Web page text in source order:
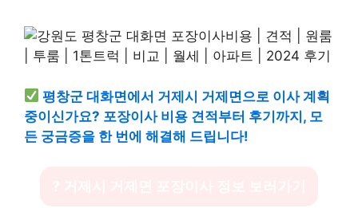
평창군 대화면에서 거제시 거제면으로 이사 계획
중이신가요? 포장이사 비용 견적부터 후기까지, 모
든 궁금증을 한 번에 해결해 드립니다!